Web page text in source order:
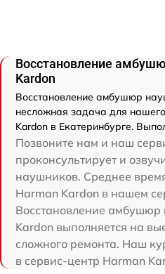
Восстановление
Kardon
Восстановление амбушюр
несложная задача для
Kardon в Екатеринбурге.
Позвоните нам и наш
проконсультирует и
наушников. Среднее
Harman Kardon в нашем
Восстановление
Kardon выполняется на
сложного ремонта. Наш
в сервис-центр Harman